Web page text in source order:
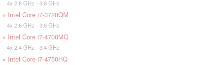
4x 2.8 GHz - 3.8 GHz
» Intel Core i7-3720QM
4x 2.6 GHz - 3.6 GHz
» Intel Core i7-4700MQ
4x 2.4 GHz - 3.4 GHz
» Intel Core i7-4750HQ